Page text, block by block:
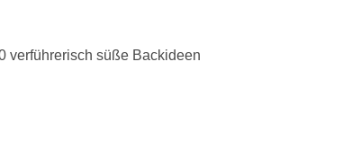
verführerisch süße Backideen